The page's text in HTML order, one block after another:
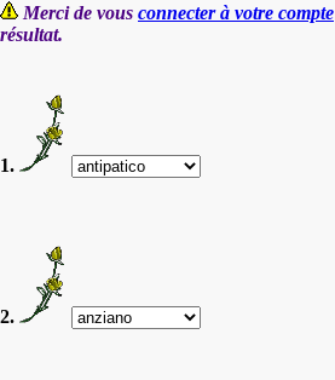
Merci de vous connecter à votre compte
résultat.
1.
2.